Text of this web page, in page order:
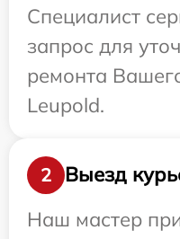
Специалист
запрос для
ремонта
Leupold.
2
Выезд
Наш мастер